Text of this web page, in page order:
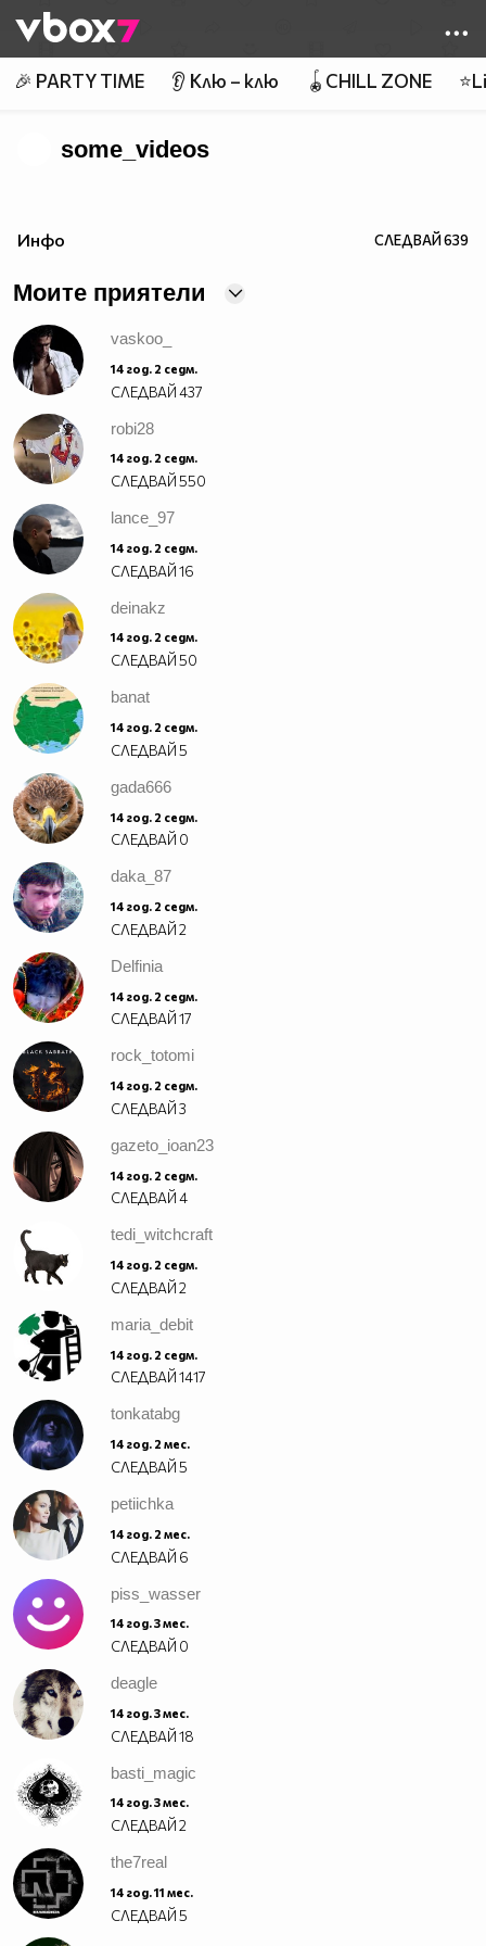
👾
🎉 PARTY TIME 👂 Клю – клю 🪀CHILL ZONE
some_videos
Инфо СЛЕДВАЙ639
Моите приятели
vaskoo_
14 год. 2 седм.
СЛЕДВАЙ437
robi28
14 год. 2 седм.
СЛЕДВАЙ550
lance_97
14 год. 2 седм.
СЛЕДВАЙ16
deinakz
14 год. 2 седм.
СЛЕДВАЙ50
banat
14 год. 2 седм.
СЛЕДВАЙ5
gada666
14 год. 2 седм.
СЛЕДВАЙ 0
daka_87
14 год. 2 седм.
СЛЕДВАЙ2
Delfinia
14 год. 2 седм.
СЛЕДВАЙ17
rock_totomi
14 год. 2 седм.
СЛЕДВАЙ3
gazeto_ioan23
14 год. 2 седм.
СЛЕДВАЙ4
tedi_witchcraft
14 год. 2 седм.
СЛЕДВАЙ2
maria_debit
14 год. 2 седм.
СЛЕДВАЙ1417
tonkatabg
14 год. 2 мес.
СЛЕДВАЙ5
petiichka
14 год. 2 мес.
СЛЕДВАЙ 6
piss_wasser
14 год. 3 мес.
СЛЕДВАЙ 0
deagle
14 год. 3 мес.
СЛЕДВАЙ18
basti_magic
14 год. 3 мес.
СЛЕДВАЙ2
the7real
14 год. 11 мес.
СЛЕДВАЙ5